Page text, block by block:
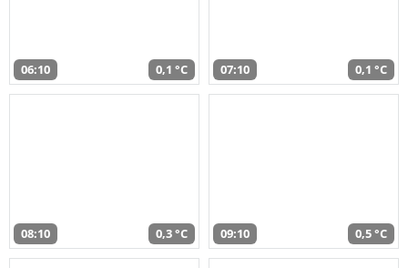
06:10 0,1 °C 07:10 0,1 °C
08:10 0,3 °C 09:10 0,5 °C